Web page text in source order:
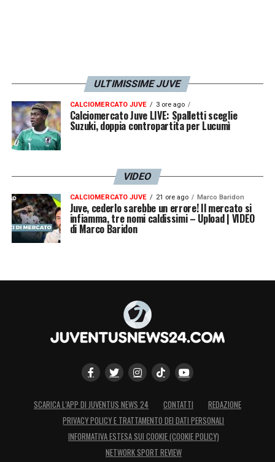
ULTIMISSIME JUVE
CALCIOMERCATO JUVE 3 ore ago
Calciomercato Juve LIVE: Spalletti sceglie
Suzuki, doppia contropartita per Lucumì
VIDEO
CALCIOMERCATO JUVE 21 ore ago Marco Baridon
Juve, cederlo sarebbe un errore! Il mercato si
infiamma, tre nomi caldissimi – Upload | VIDEO
di Marco Baridon
SCARICA L’APP DI JUVENTUS NEWS 24 CONTATTI
REDAZIONE
PRIVACY POLICY E TRATTAMENTO DEI DATI PERSONALI
INFORMATIVA ESTESA SUI COOKIE (COOKIE POLICY)
NETWORK SPORT REVIEW